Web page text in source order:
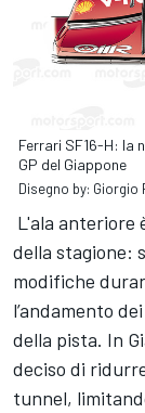
Ferrari SF16-H: la
GP del Giappone
Disegno by: Giorgio
L'ala anteriore
della stagione:
modifiche
l’andamento
della pista. In
deciso di
tunnel,